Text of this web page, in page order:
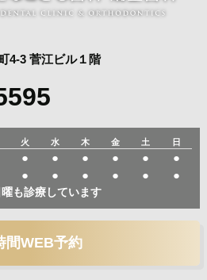
4-3 菅江ビル１階
火 水 木 金 土
日
● ● ● ● ● ●
● ● ● ● ● ●
も診療しています
間WEB予約